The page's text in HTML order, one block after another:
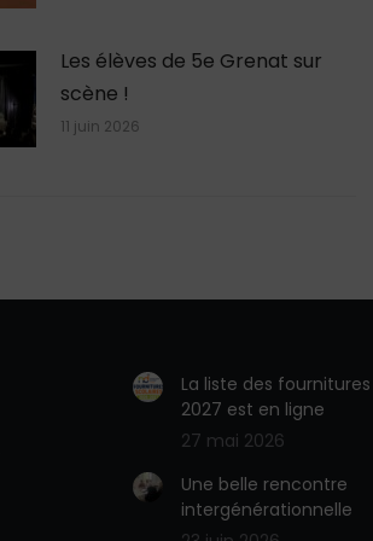
Les élèves de 5e Grenat sur
scène !
11 juin 2026
La liste des
2027 est en ligne
27 mai 2026
Une belle rencontre
intergénérationnelle